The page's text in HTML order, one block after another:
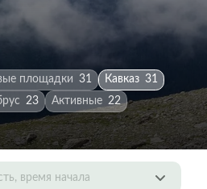
площадки 31 Кавказ 31
23 Активные 22
время начала